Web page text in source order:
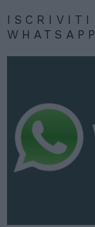
ISCRIVITI